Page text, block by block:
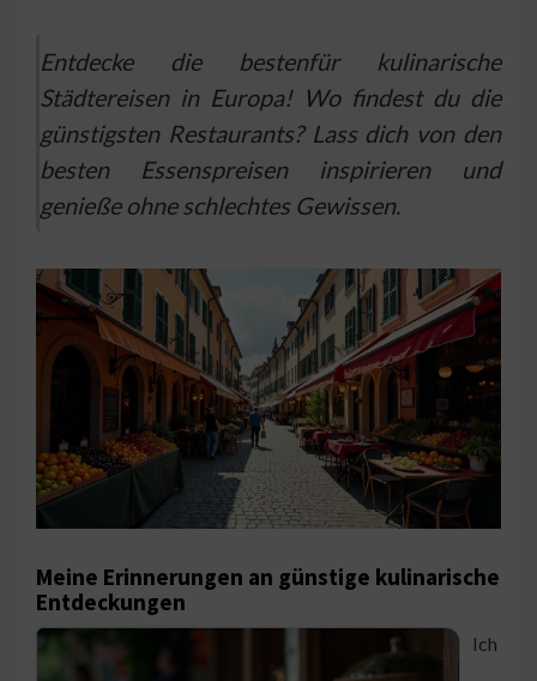
Entdecke die bestenfür kulinarische
Städtereisen in Europa! Wo findest du die
günstigsten Restaurants? Lass dich von den
besten Essenspreisen inspirieren und
genieße ohne schlechtes Gewissen.
Meine Erinnerungen an günstige kulinarische
Entdeckungen
Ich